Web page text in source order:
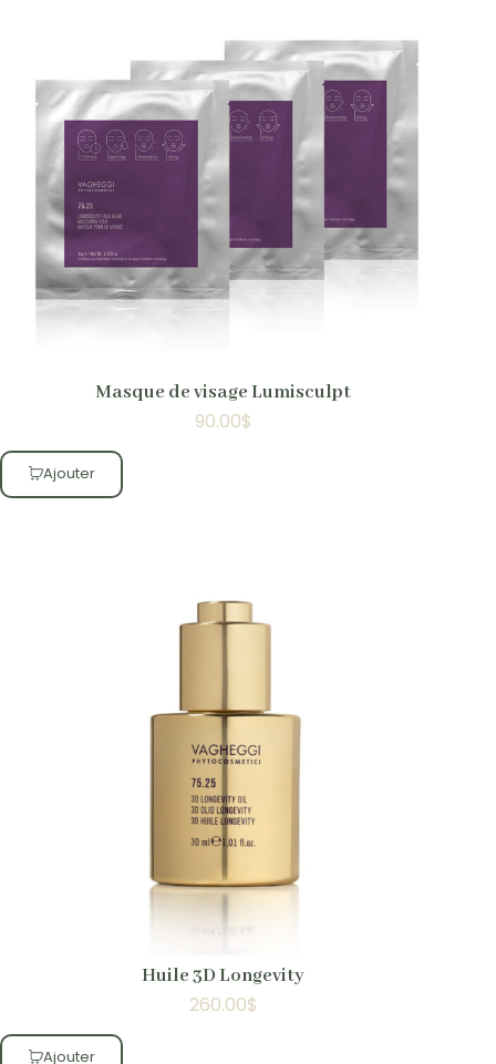
Masque de visage Lumisculpt
90.00$
Ajouter
Huile 3D Longevity
260.00$
Ajouter